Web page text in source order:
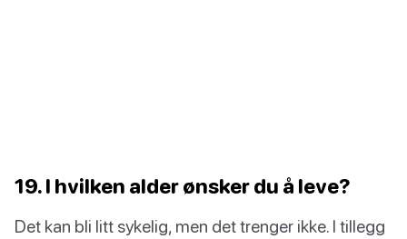
19. I hvilken alder ønsker du å leve?
Det kan bli litt sykelig, men det trenger ikke. I tillegg